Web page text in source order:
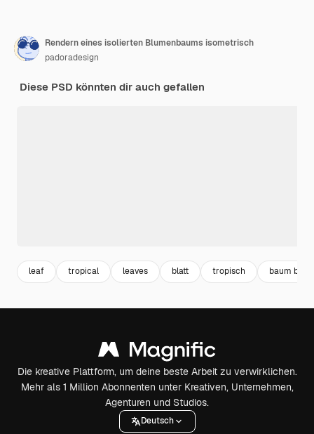
Rendern eines isolierten Blumenbaums isometrisch
padoradesign
Diese PSD könnten dir auch gefallen
leaf tropical leaves blatt tropisch baum blatt
Die kreative Plattform, um deine beste Arbeit zu verwirklichen.
Mehr als 1 Million Abonnenten unter Kreativen, Unternehmen,
Agenturen und Studios.
Deutsch